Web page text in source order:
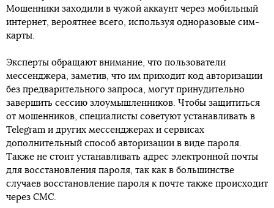
Мошенники заходили в чужой аккаунт через мобильный
интернет, вероятнее всего, используя одноразовые сим-
карты.
Эксперты обращают внимание, что пользователи
мессенджера, заметив, что им приходит код авторизации
без предварительного запроса, могут принудительно
завершить сессию злоумышленников. Чтобы защититься
от мошенников, специалисты советуют устанавливать в
Telegram и других мессенджерах и сервисах
дополнительный способ авторизации в виде пароля.
Также не стоит устанавливать адрес электронной почты
для восстановления пароля, так как в большинстве
случаев восстановление пароля к почте также происходит
через СМС.